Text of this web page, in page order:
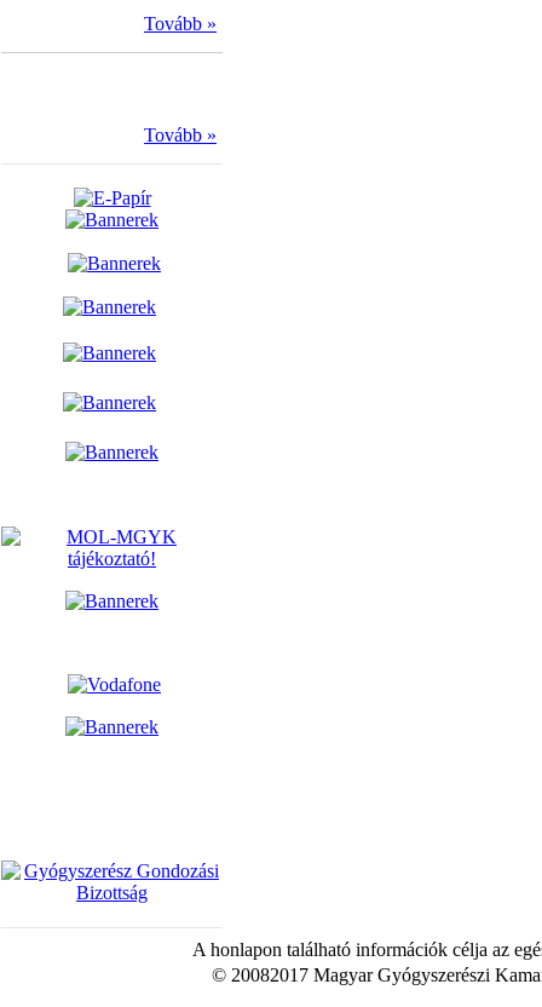
Tovább »
Tovább »
A honlapon található információk célja az
© 20082017 Magyar Gyógyszerészi